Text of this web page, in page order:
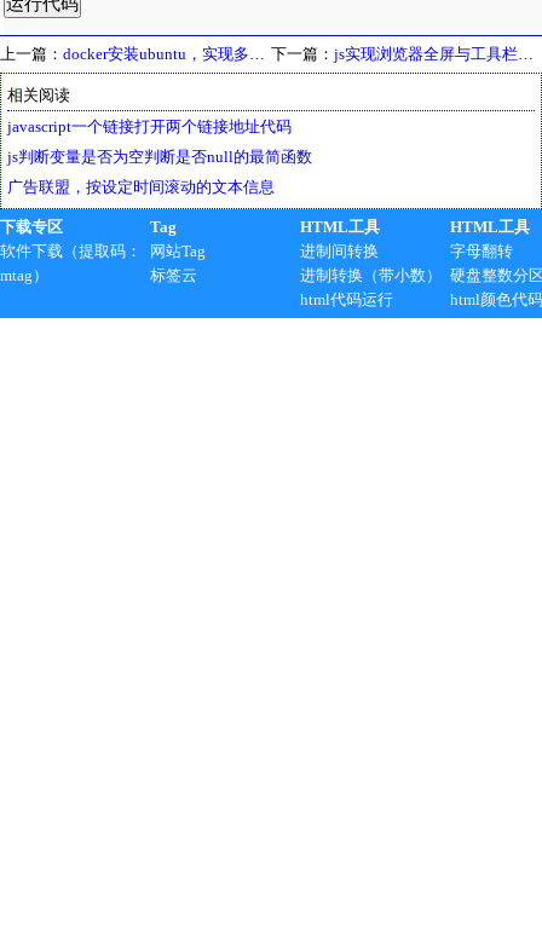
上一篇： docker安装ubuntu，实现多系统 下一篇： js实现浏览器全屏与工具栏隐藏
相关阅读
javascript一个链接打开两个链接地址代码
js判断变量是否为空判断是否null的最简函数
广告联盟，按设定时间滚动的文本信息
下载专区
软件下载（提取码：
mtag）
Tag
网站Tag
标签云
HTML工具
进制间转换
进制转换（带小数）
html代码运行
HTML工具
字母翻转
硬盘整数分
html颜色代码